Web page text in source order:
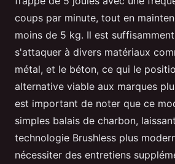
coups par minute, tout en
moins de 5 kg. Il est
s'attaquer à divers matériaux
métal, et le béton, ce qui le
alternative viable aux marques
est important de noter que ce
simples balais de charbon,
technologie Brushless plus
nécessiter des entretiens